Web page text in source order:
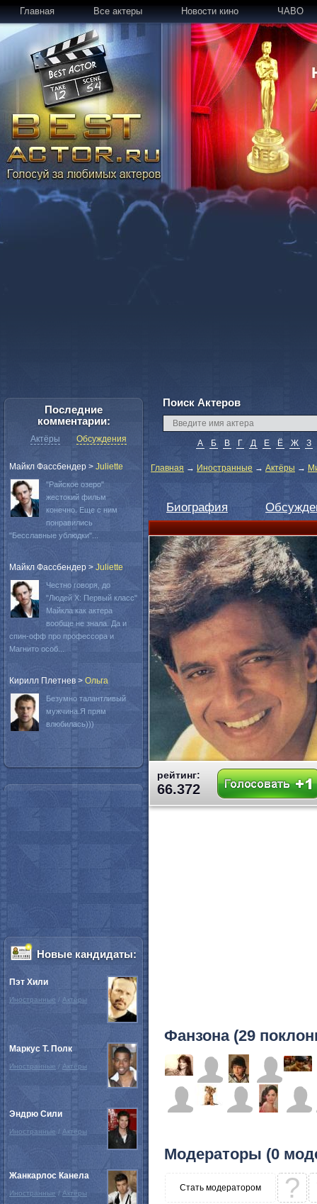
Главная Все актеры Новости кино ЧАВО
Поиск Актеров
А Б В Г Д Е Ё Ж З
Главная → Иностранные → Актёры →
Биография
рейтинг:
66.372
Фанзона (29
Модераторы (0
Стать модератором ?
Последние
комментарии:
Актёры Обсуждения
Майкл Фассбендер > Juliette
"Райское озеро"
жестокий фильм
конечно. Еще с ним
понравились
"Бесславные ублюдки"...
Майкл Фассбендер > Juliette
Честно говоря, до
"Людей Х: Первый класс"
Майкла как актера
вообще не знала. Да и
спин-офф про профессора и
Магнито особ...
Кирилл Плетнев > Oльга
Безумно талантливый
мужчина.Я прям
влюбилась)))
Новые кандидаты:
Пэт Хили
Иностранные / Актёры
Маркус Т. Полк
Иностранные / Актёры
Эндрю Сили
Иностранные / Актёры
Жанкарлос Канела
Иностранные / Актёры